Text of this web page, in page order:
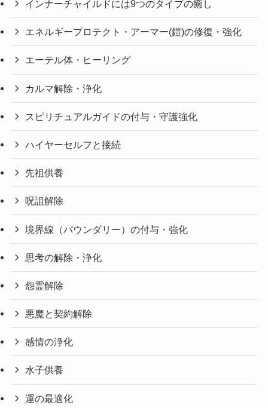
インナーチャイルドには9つのタイプの癒し
エネルギープロテクト・アーマー(鎧)の修復・強化
エーテル体・ヒーリング
カルマ解除・浄化
スピリチュアルガイドの付与・守護強化
ハイヤーセルフと接続
先祖供養
呪詛解除
境界線（バウンダリー）の付与・強化
思考の解除・浄化
怨霊解除
悪魔と契約解除
感情の浄化
水子供養
運の最適化